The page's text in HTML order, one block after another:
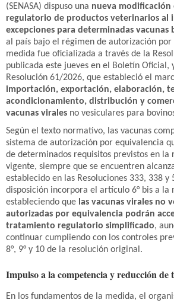
(SENASA) dispuso una nueva modificación
regulatorio de productos veterinarios al
excepciones para determinadas vacunas
al país bajo el régimen de autorización por
medida fue oficializada a través de la
publicada este jueves en el Boletín Oficial,
Resolución 61/2026, que estableció el
importación, exportación, elaboración,
acondicionamiento, distribución y
vacunas virales no vesiculares para
Según el texto normativo, las vacunas
sistema de autorización por equivalencia
de determinados requisitos previstos en la
vigente, siempre que se encuentren
establecido en las Resoluciones 333, 338 y
disposición incorpora el artículo 6° bis a la
estableciendo que las vacunas virales no
autorizadas por equivalencia podrán
tratamiento regulatorio simplificado,
continuar cumpliendo con los controles
8°, 9° y 10 de la resolución original.
Impulso a la competencia y reducción de
En los fundamentos de la medida, el